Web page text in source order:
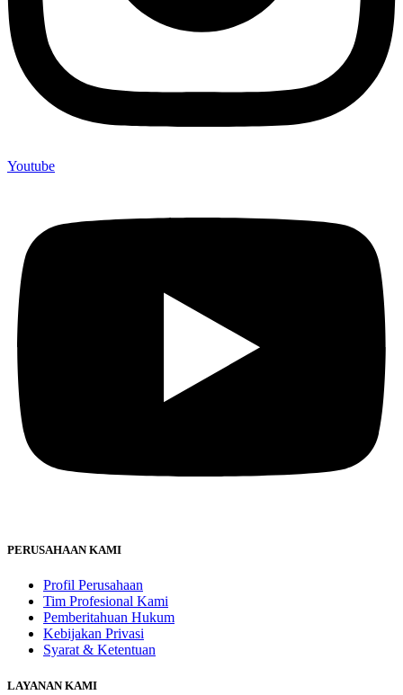
Youtube
PERUSAHAAN KAMI
Profil Perusahaan
Tim Profesional Kami
Pemberitahuan Hukum
Kebijakan Privasi
Syarat & Ketentuan
LAYANAN KAMI